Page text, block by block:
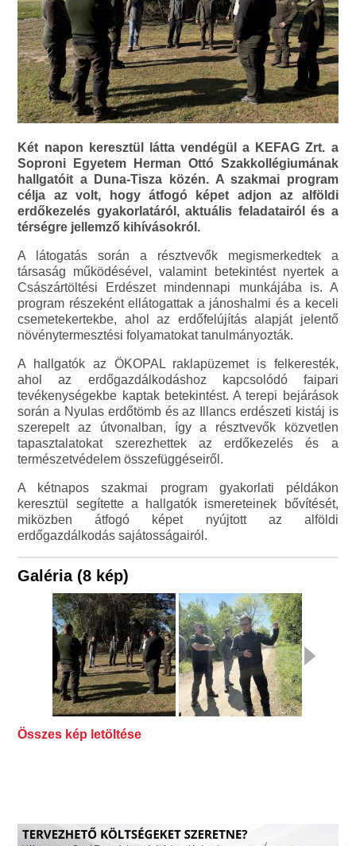
Két napon keresztül látta vendégül a KEFAG Zrt. a
Soproni Egyetem Herman Ottó Szakkollégiumának
hallgatóit a Duna-Tisza közén. A szakmai program
célja az volt, hogy átfogó képet adjon az alföldi
erdőkezelés gyakorlatáról, aktuális feladatairól és a
térségre jellemző kihívásokról.
A látogatás során a résztvevők megismerkedtek a
társaság működésével, valamint betekintést nyertek a
Császártöltési Erdészet mindennapi munkájába is. A
program részeként ellátogattak a jánoshalmi és a keceli
csemetekertekbe, ahol az erdőfelújítás alapját jelentő
növénytermesztési folyamatokat tanulmányozták.
A hallgatók az ÖKOPAL raklapüzemet is felkeresték,
ahol az erdőgazdálkodáshoz kapcsolódó faipari
tevékenységekbe kaptak betekintést. A terepi bejárások
során a Nyulas erdőtömb és az Illancs erdészeti kistáj is
szerepelt az útvonalban, így a résztvevők közvetlen
tapasztalatokat szerezhettek az erdőkezelés és a
természetvédelem összefüggéseiről.
A kétnapos szakmai program gyakorlati példákon
keresztül segítette a hallgatók ismereteinek bővítését,
miközben átfogó képet nyújtott az alföldi
erdőgazdálkodás sajátosságairól.
Galéria (8 kép)
Összes kép letöltése